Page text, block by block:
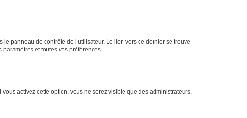
panneau de contrôle de l’utilisateur. Le lien vers ce dernier se trouve
et toutes vos préférences.
activez cette option, vous ne serez visible que des administrateurs,